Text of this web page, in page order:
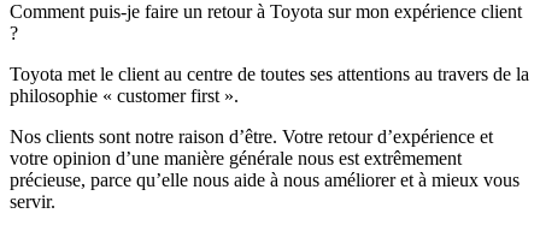
Comment puis-je faire un retour à Toyota sur mon expérience client
?
Toyota met le client au centre de toutes ses attentions au travers de la
philosophie « customer first ».
Nos clients sont notre raison d’être. Votre retour d’expérience et
votre opinion d’une manière générale nous est extrêmement
précieuse, parce qu’elle nous aide à nous améliorer et à mieux vous
servir.